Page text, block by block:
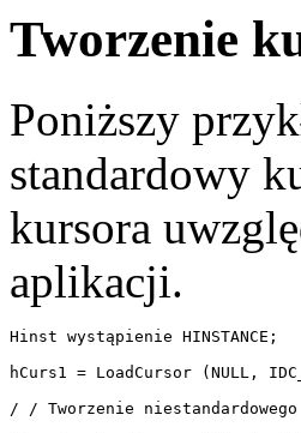
Tworzenie
Poniższy
standardowy
kursora
aplikacji.
Hinst wystąpienie
hCurs1 = LoadCursor (NULL,
/ / Tworzenie